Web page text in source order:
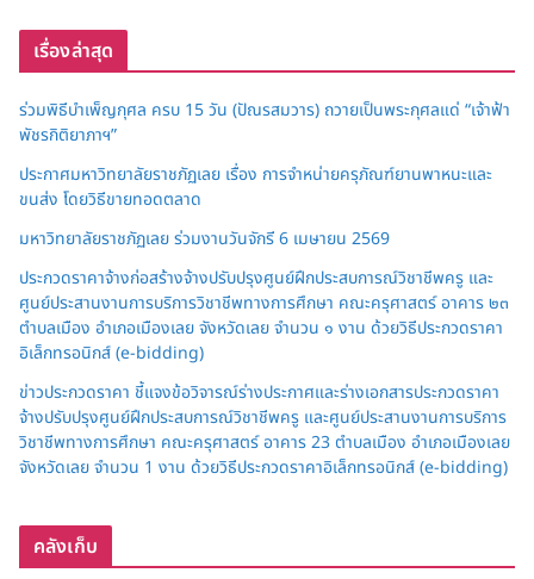
เรื่องล่าสุด
ร่วมพิธีบำเพ็ญกุศล ครบ 15 วัน (ปัณรสมวาร) ถวายเป็นพระกุศลแด่ “เจ้าฟ้า
พัชรกิติยาภาฯ”
ประกาศมหาวิทยาลัยราชภัฏเลย เรื่อง การจำหน่ายครุภัณฑ์ยานพาหนะและ
ขนส่ง โดยวิธีขายทอดตลาด
มหาวิทยาลัยราชภัฏเลย ร่วมงานวันจักรี 6 เมษายน 2569
ประกวดราคาจ้างก่อสร้างจ้างปรับปรุงศูนย์ฝึกประสบการณ์วิชาชีพครู และ
ศูนย์ประสานงานการบริการวิชาชีพทางการศึกษา คณะครุศาสตร์ อาคาร ๒๓
ตำบลเมือง อำเภอเมืองเลย จังหวัดเลย จำนวน ๑ งาน ด้วยวิธีประกวดราคา
อิเล็กทรอนิกส์ (e-bidding)
ข่าวประกวดราคา ชี้แจงข้อวิจารณ์ร่างประกาศและร่างเอกสารประกวดราคา
จ้างปรับปรุงศูนย์ฝึกประสบการณ์วิชาชีพครู และศูนย์ประสานงานการบริการ
วิชาชีพทางการศึกษา คณะครุศาสตร์ อาคาร 23 ตำบลเมือง อำเภอเมืองเลย
จังหวัดเลย จำนวน 1 งาน ด้วยวิธีประกวดราคาอิเล็กทรอนิกส์ (e-bidding)
คลังเก็บ